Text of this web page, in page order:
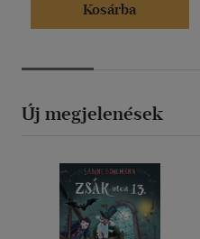
Kosárba
Új megjelenések